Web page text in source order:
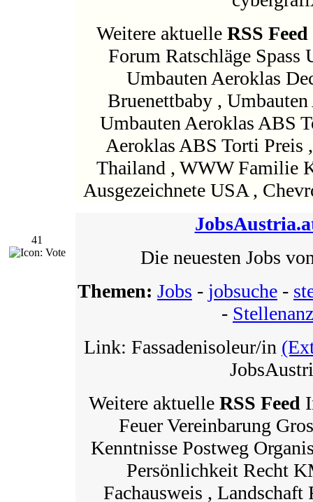
Weitere aktuelle RSS Feed
Forum Ratschläge Spass
Umbauten Aeroklas
Bruenettbaby ,
Umbauten Aeroklas ABS
Aeroklas ABS Torti Preis
Thailand , WWW Familie
Ausgezeichnete USA ,
41
Die neuesten Jobs
Themen: Jobs - jobsuche -
-
Link: Fassadenisoleur/in
Weitere aktuelle RSS Feed
Feuer Vereinbarung
Kenntnisse Postweg
Persönlichkeit Recht
Fachausweis ,